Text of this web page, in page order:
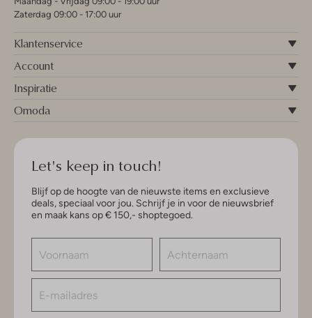
Zaterdag 09:00 - 17:00 uur
Klantenservice
Account
Inspiratie
Omoda
Let's keep in touch!
Blijf op de hoogte van de nieuwste items en exclusieve
deals, speciaal voor jou. Schrijf je in voor de nieuwsbrief
en maak kans op € 150,- shoptegoed.